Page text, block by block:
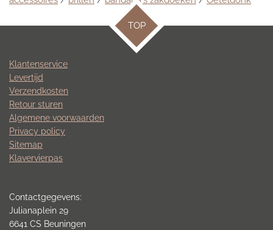
TOP
Klantenservice
Levertijd
Verzendkosten
Retour sturen
Algemene voorwaarden
Privacy policy
Sitemap
Klavervierpas
Contactgegevens:
Julianaplein 29
6641 CS Beuningen